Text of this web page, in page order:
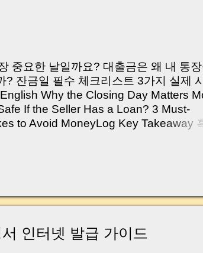
중요한 날일까요? 대출금은 왜 내 통
잔금일 필수 체크리스트 3가지 실제
Why the Closing Day Matters
If the Seller Has a Loan? 3 Must-
to Avoid MoneyLog Key Takeaway
제로 제가 중개 현장에서 겪었던 일입
대출인데 왜 내 통장으로 안 들어오
안, 사실은 ‘구조’를 몰라서 생기는 걱
드리겠습니다. 이 글 하나만 제대로 이해
인터넷 발급 가이드